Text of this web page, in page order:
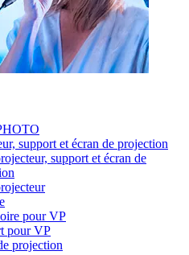
support et écran de projection
support et écran de
pour VP
pour VP
projection